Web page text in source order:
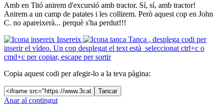
Amb en Titó anirem d'excursió amb tractor. Sí, sí, amb tractor!
Anirem a un camp de patates i les collirem. Però aquest cop en John
C. no apareixerà... perquè s'ha perdut!!!
Insereix
Tanca , desplega codi per
inserir el vídeo. Un cop desplegat el text està seleccionat ctrl+c o
cmd+c per copiar, escape per sortir
Copia aquest codi per afegir-lo a la teva pàgina:
Tancar
Anar al contingut